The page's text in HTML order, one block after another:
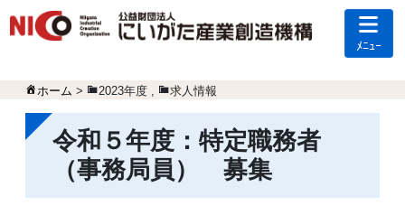
ﾒﾆｭｰ
ホーム > 2023年度 , 求人情報
令和５年度：特定職務者
（事務局員） 募集